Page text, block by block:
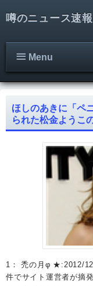
噂のニュース速報
Menu
ほしのあきに「ペ
られた松金ようこ
1： 禿の月φ ★:2012/
件でサイト運営者が摘